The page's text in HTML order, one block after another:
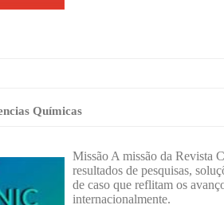
Químicas
Missão A missão da Revista
resultados de pesquisas,
de caso que reflitam os
internacionalmente.